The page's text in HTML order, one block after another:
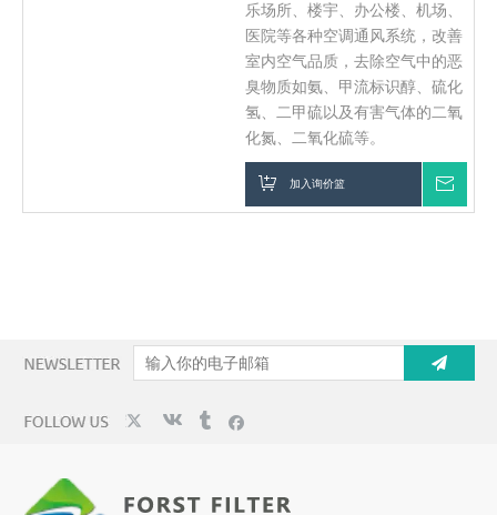
乐场所、楼宇、办公楼、机场、
医院等各种空调通风系统，改善
室内空气品质，去除空气中的恶
臭物质如氨、甲流标识醇、硫化
氢、二甲硫以及有害气体的二氧
化氮、二氧化硫等。
加入询价篮